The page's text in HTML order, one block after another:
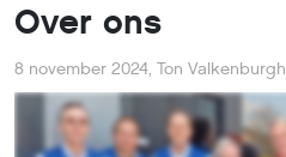
Over ons
8 november 2024, Ton Valkenburgh